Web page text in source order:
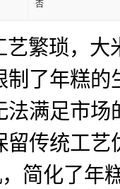
否
繁琐，
制了年糕
法满足市
留传统工
简化了年